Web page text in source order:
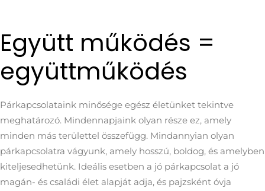
Együtt működés =
együttműködés
Párkapcsolataink minősége egész életünket tekintve
meghatározó. Mindennapjaink olyan része ez, amely
minden más területtel összefügg. Mindannyian olyan
párkapcsolatra vágyunk, amely hosszú, boldog, és amelyben
kiteljesedhetünk. Ideális esetben a jó párkapcsolat a jó
magán- és családi élet alapját adja, és pajzsként óvja